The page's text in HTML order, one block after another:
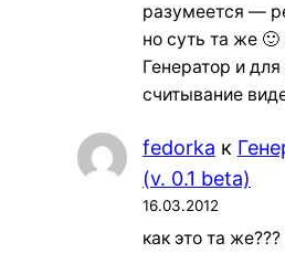
разумеется —
но суть та же
Генератор и
считывание
fedorka к
(v. 0.1 beta)
16.03.2012
как это та же???